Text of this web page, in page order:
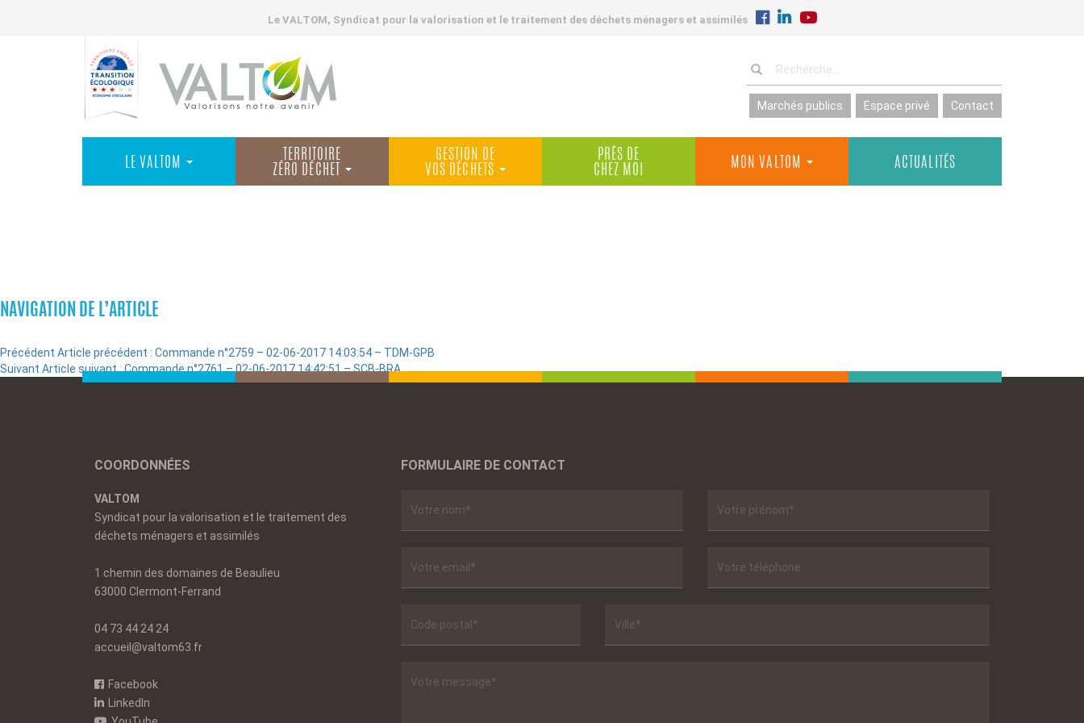
Le VALTOM, Syndicat pour la valorisation et le traitement des déchets ménagers et assimilés
Marchés publics Espace privé Contact
LE VALTOM
TERRITOIRE
ZÉRO DÉCHET
GESTION DE
VOS DÉCHETS
PRÈS DE
CHEZ MOI
MON VALTOM ACTUALITÉS
NAVIGATION DE L’ARTICLE
Précédent Article précédent : Commande n°2759 – 02-06-2017 14:03:54 – TDM-GPB
Suivant Article suivant :Commande n°2761 – 02-06-2017 14:42:51 – SCB-BRA
COORDONNÉES
VALTOM
Syndicat pour la valorisation et le traitement des
déchets ménagers et assimilés
1 chemin des domaines de Beaulieu
63000 Clermont-Ferrand
04 73 44 24 24
accueil@valtom63.fr
Facebook
LinkedIn
FORMULAIRE DE CONTACT